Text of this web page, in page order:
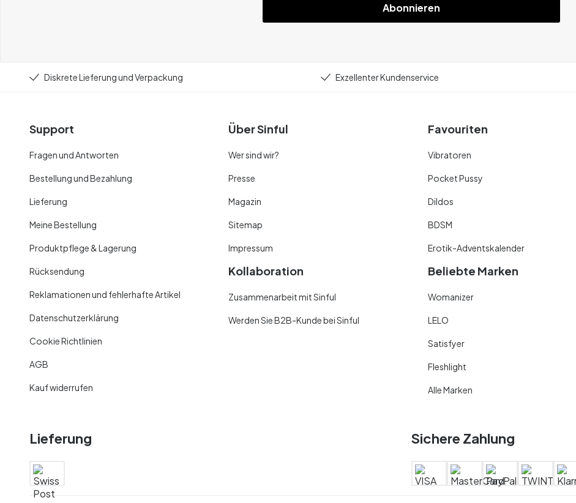
Abonnieren
Diskrete Lieferung und Verpackung Exzellenter Kundenservice
Support
Fragen und Antworten
Bestellung und Bezahlung
Lieferung
Meine Bestellung
Produktpflege & Lagerung
Rücksendung
Reklamationen und fehlerhafte Artikel
Datenschutzerklärung
Cookie Richtlinien
AGB
Kauf widerrufen
Über Sinful
Wer sind wir?
Presse
Magazin
Sitemap
Impressum
Kollaboration
Zusammenarbeit mit Sinful
Werden Sie B2B-Kunde bei Sinful
Favouriten
Vibratoren
Pocket Pussy
Dildos
BDSM
Erotik-Adventskalender
Beliebte Marken
Womanizer
LELO
Satisfyer
Fleshlight
Alle Marken
Lieferung Sichere Zahlung